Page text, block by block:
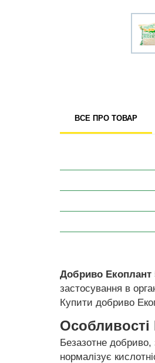
Теплиці і покривний
ВСЕ ПРО ТОВАР
Добриво Екоплант
застосування в
Купити добриво
Особливості
Безазотне добриво,
нормалізує